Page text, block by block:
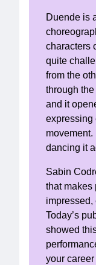
Duende is
characters
quite
from the
through
and it
expressing
movement.
dancing it
Sabin
that makes
impressed,
Today’s
showed
your